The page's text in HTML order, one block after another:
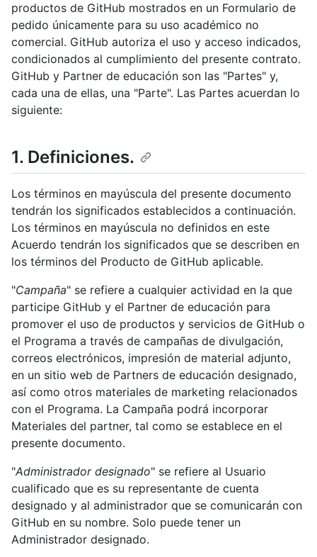
productos de GitHub mostrados en un Formulario de
pedido únicamente para su uso académico no
comercial. GitHub autoriza el uso y acceso indicados,
condicionados al cumplimiento del presente contrato.
GitHub y Partner de educación son las "Partes" y,
cada una de ellas, una "Parte". Las Partes acuerdan lo
siguiente:
1. Definiciones.
Los términos en mayúscula del presente documento
tendrán los significados establecidos a continuación.
Los términos en mayúscula no definidos en este
Acuerdo tendrán los significados que se describen en
los términos del Producto de GitHub aplicable.
"Campaña" se refiere a cualquier actividad en la que
participe GitHub y el Partner de educación para
promover el uso de productos y servicios de GitHub o
el Programa a través de campañas de divulgación,
correos electrónicos, impresión de material adjunto,
en un sitio web de Partners de educación designado,
así como otros materiales de marketing relacionados
con el Programa. La Campaña podrá incorporar
Materiales del partner, tal como se establece en el
presente documento.
"Administrador designado" se refiere al Usuario
cualificado que es su representante de cuenta
designado y al administrador que se comunicarán con
GitHub en su nombre. Solo puede tener un
Administrador designado.